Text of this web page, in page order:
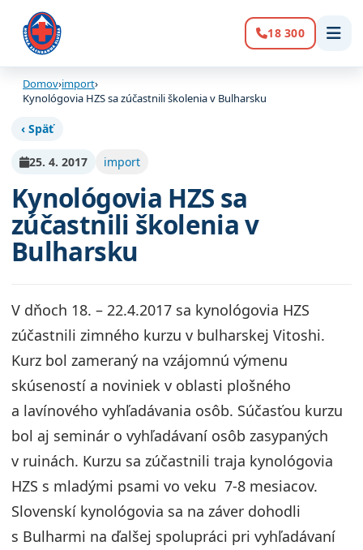
Volanie:
18 300
Domov›import›
Kynológovia HZS sa zúčastnili školenia v Bulharsku
‹ Späť
25. 4. 2017 import
Kynológovia HZS sa
zúčastnili školenia v
Bulharsku
V dňoch 18. – 22.4.2017 sa kynológovia HZS
zúčastnili zimného kurzu v bulharskej Vitoshi.
Kurz bol zameraný na vzájomnú výmenu
skúseností a noviniek v oblasti plošného
a lavínového vyhľadávania osôb. Súčasťou kurzu
bol aj seminár o vyhľadávaní osôb zasypaných
v ruinách. Kurzu sa zúčastnili traja kynológovia
HZS s mladými psami vo veku 7-8 mesiacov.
Slovenskí kynológovia sa na záver dohodli
s Bulharmi na ďalšej spolupráci pri vyhľadávaní